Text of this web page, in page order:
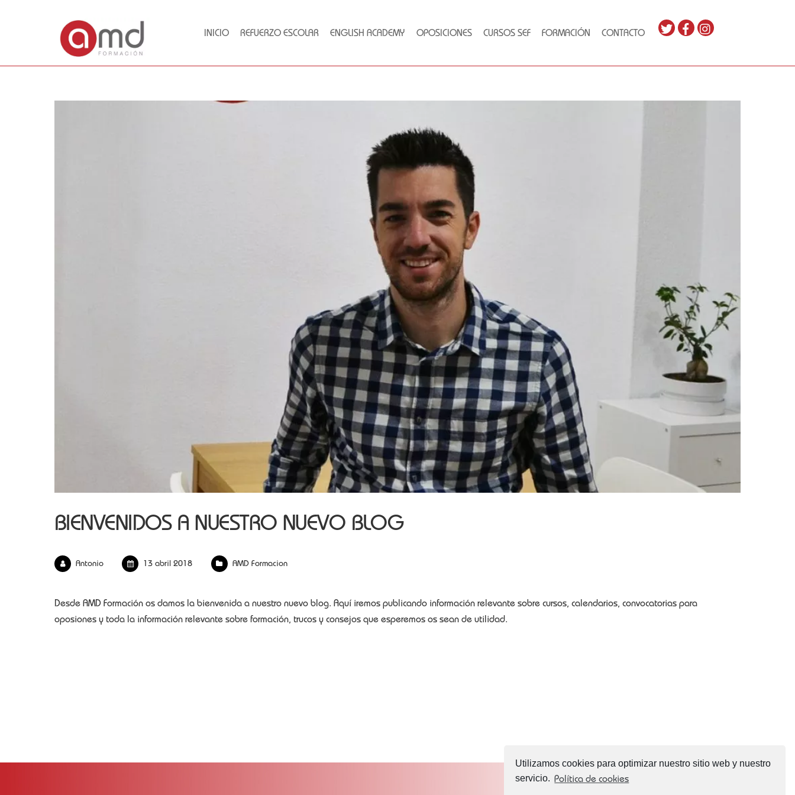
Utilizamos cookies para optimizar nuestro sitio web y nuestro
servicio. Política de cookies
INICIO REFUERZO ESCOLAR ENGLISH ACADEMY OPOSICIONES CURSOS SEF FORMACIÓN CONTACTO
BIENVENIDOS A NUESTRO NUEVO BLOG
Antonio 13 abril 2018 AMD Formacion
Desde AMD Formación os damos la bienvenida a nuestro nuevo blog. Aquí iremos publicando información relevante sobre cursos, calendarios, convocatorias para
oposiones y toda la información relevante sobre formación, trucos y consejos que esperemos os sean de utilidad.